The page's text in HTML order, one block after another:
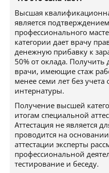
Высшая
является
профессионального
категории дает врачу
денежную прибавку к
50% от оклада.
врачи, имеющие стаж
менее семи лет без
интернатуры.
Получение высшей
итогам специальной
Аттестация не является
проводится на
аттестации эксперты
профессиональной
тестирование и беседу.